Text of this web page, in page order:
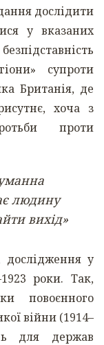
дослідити
у вказаних
супроти
Британія, де
хоча з
проти
людину
вихід»
дослідження у
роки. Так,
повоєнного
війни (1914–
для держав